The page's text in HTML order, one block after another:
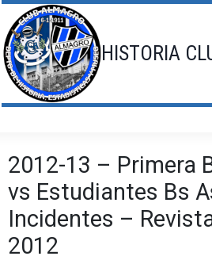
Saltar
al
contenido
HISTORIA
2012-13 – Primera
vs Estudiantes Bs
Incidentes –
2012